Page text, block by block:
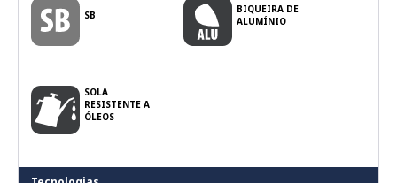
SB
BIQUEIRA DE
ALUMÍNIO
SOLA
RESISTENTE A
ÓLEOS